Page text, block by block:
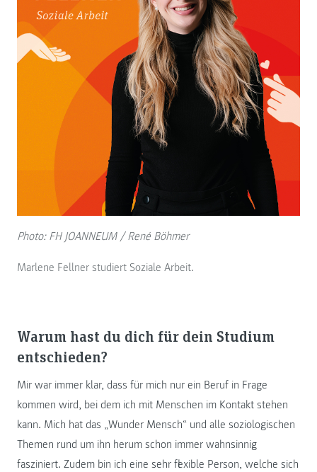
Photo: FH JOANNEUM / René Böhmer
Marlene Fellner studiert Soziale Arbeit.
Warum hast du dich für dein Studium
entschieden?
Mir war immer klar, dass für mich nur ein Beruf in Frage
kommen wird, bei dem ich mit Menschen im Kontakt stehen
kann. Mich hat das „Wunder Mensch“ und alle soziologischen
Themen rund um ihn herum schon immer wahnsinnig
fasziniert. Zudem bin ich eine sehr flexible Person, welche sich